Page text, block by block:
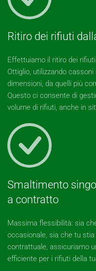
Ritiro dei rifiuti
Effettuiamo il ritiro dei
Ottiglio, utilizzando
dimensioni, da quelli più
Questo ci consente di
volume di rifiuti, anche in
Smaltimento
a contratto
Massima flessibilità: sia
occasionale, sia che tu
contrattuale, assicuriamo
efficiente per i rifiuti della